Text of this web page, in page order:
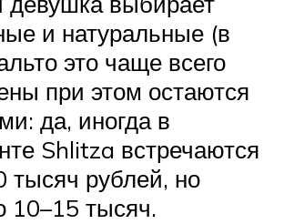
и натуральные (в
это чаще всего
при этом остаются
да, иногда в
Shlitza встречаются
тысяч рублей, но
10–15 тысяч.